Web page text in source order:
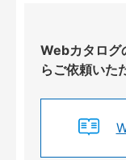
Webカタログ
らご依頼いた